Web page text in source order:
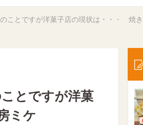
ことですが洋菓子店の現状は・・・ 焼
とですが洋菓
ミケ